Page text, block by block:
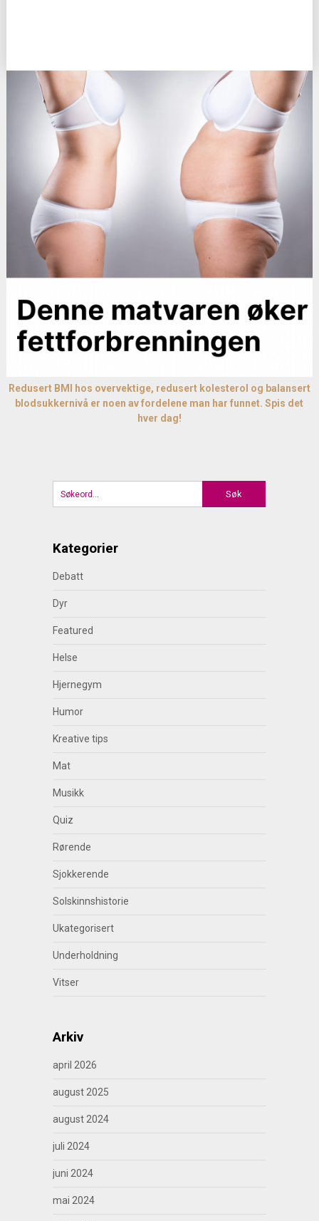
Redusert BMI hos overvektige, redusert kolesterol og balansert
blodsukkernivå er noen av fordelene man har funnet. Spis det
hver dag!
Kategorier
Debatt
Dyr
Featured
Helse
Hjernegym
Humor
Kreative tips
Mat
Musikk
Quiz
Rørende
Sjokkerende
Solskinnshistorie
Ukategorisert
Underholdning
Vitser
Arkiv
april 2026
august 2025
august 2024
juli 2024
juni 2024
mai 2024